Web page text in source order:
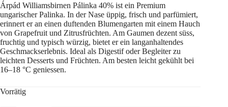
Árpád Williamsbirnen Pálinka 40% ist ein Premium
ungarischer Palinka. In der Nase üppig, frisch und parfümiert,
erinnert er an einen duftenden Blumengarten mit einem Hauch
von Grapefruit und Zitrusfrüchten. Am Gaumen dezent süss,
fruchtig und typisch würzig, bietet er ein langanhaltendes
Geschmackserlebnis. Ideal als Digestif oder Begleiter zu
leichten Desserts und Früchten. Am besten leicht gekühlt bei
16–18 °C geniessen.
Vorrätig